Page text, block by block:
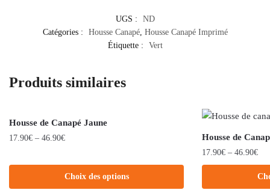
UGS :
ND
Catégories :
Housse Canapé, Housse Canapé Imprimé
Étiquette :
Vert
Produits similaires
Housse de Canapé Jaune
17.90€ – 46.90€
Choix des options
Housse de
17.90€ – 46.90€